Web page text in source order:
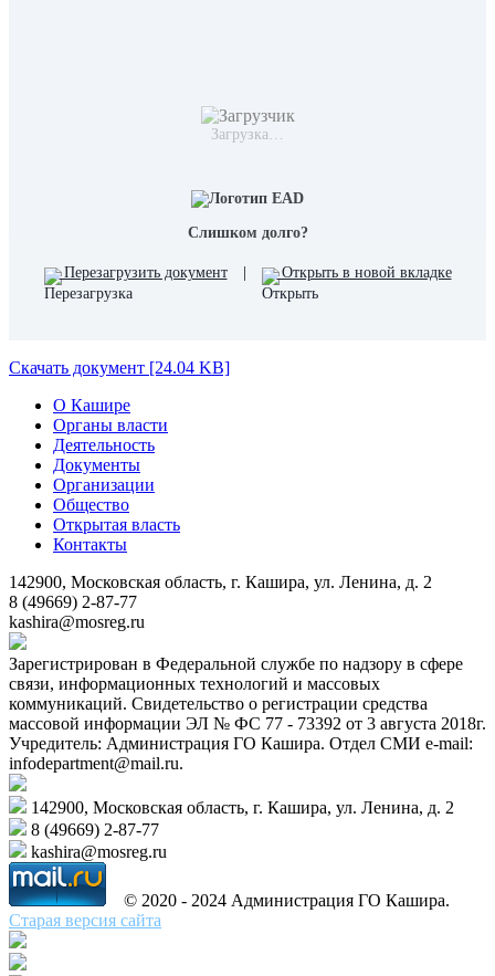
Загрузка…
Слишком долго?
Перезагрузить документ Открыть в новой вкладке
Скачать документ [24.04 KB]
О Кашире
Органы власти
Деятельность
Документы
Организации
Общество
Открытая власть
Контакты
142900, Московская область, г. Кашира, ул. Ленина, д. 2
8 (49669) 2-87-77
kashira@mosreg.ru
Зарегистрирован в Федеральной службе по надзору в сфере
связи, информационных технологий и массовых
коммуникаций. Свидетельство о регистрации средства
массовой информации ЭЛ № ФС 77 - 73392 от 3 августа 2018г.
Учредитель: Администрация ГО Кашира. Отдел СМИ e-mail:
infodepartment@mail.ru.
142900, Московская область, г. Кашира, ул. Ленина, д. 2
8 (49669) 2-87-77
kashira@mosreg.ru
© 2020 - 2024 Администрация ГО Кашира.
Старая версия сайта